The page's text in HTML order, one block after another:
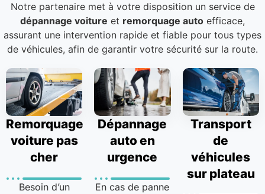
Notre partenaire met à votre disposition un service de
dépannage voiture et remorquage auto efficace,
assurant une intervention rapide et fiable pour tous types
de véhicules, afin de garantir votre sécurité sur la route.
Remorquage
voiture pas
cher
Besoin d’un
Dépannage
auto en
urgence
En cas de panne
Transport
de
véhicules
sur plateau